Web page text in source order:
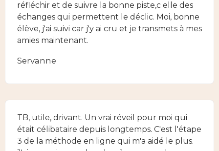
réfléchir et de suivre la bonne piste,c elle des
échanges qui permettent le déclic. Moi, bonne
élève, j'ai suivi car j'y ai cru et je transmets à mes
amies maintenant.
Servanne
TB, utile, drivant. Un vrai réveil pour moi qui
était célibataire depuis longtemps. C'est l'étape
3 de la méthode en ligne qui m'a aidé le plus.